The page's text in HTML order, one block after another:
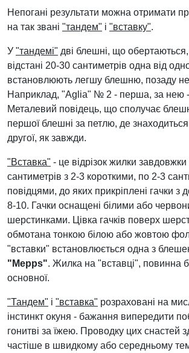
Непогані результати можна отримати
на так звані "тандем" і "вставку".
У "тандемі" дві блешні, що обертаються,
відстані 20-30 сантиметрів одна від
встановлюють легшу блешню, позаду
Наприклад, "Aglia" № 2 - перша, за нею
Металевий повідець, що сполучає
першої блешні за петлю, де знаходиться
другої, як завжди.
"Вставка" - це відрізок жилки
сантиметрів з 2-3 короткими, по 2-3
повідцями, до яких прикріплені гачки
8-10. Гачки оснащені білими або
шерстинками. Цівка гачків поверх
обмотана тонкою білою або жовтою
"вставки" встановлюється одна з
"Mepps". Жилка на "вставці", повинна
основної.
"Тандем" і "вставка" розраховані на
інстинкт окуня - бажання випередити
гонитві за їжею. Проводку цих снастей
частіше в швидкому або середньому